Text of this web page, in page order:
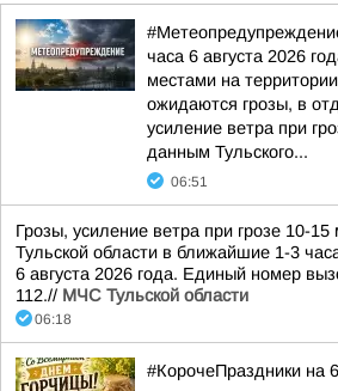
часа 6 августа 2026
местами на
ожидаются грозы, в
усиление ветра при
данным Тульского...
06:51
Грозы, усиление ветра при грозе 10-15
Тульской области в ближайшие 1-3
6 августа 2026 года. Единый номер
112.// МЧС Тульской области
06:18
#КорочеПраздники на 6